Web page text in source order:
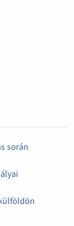
során